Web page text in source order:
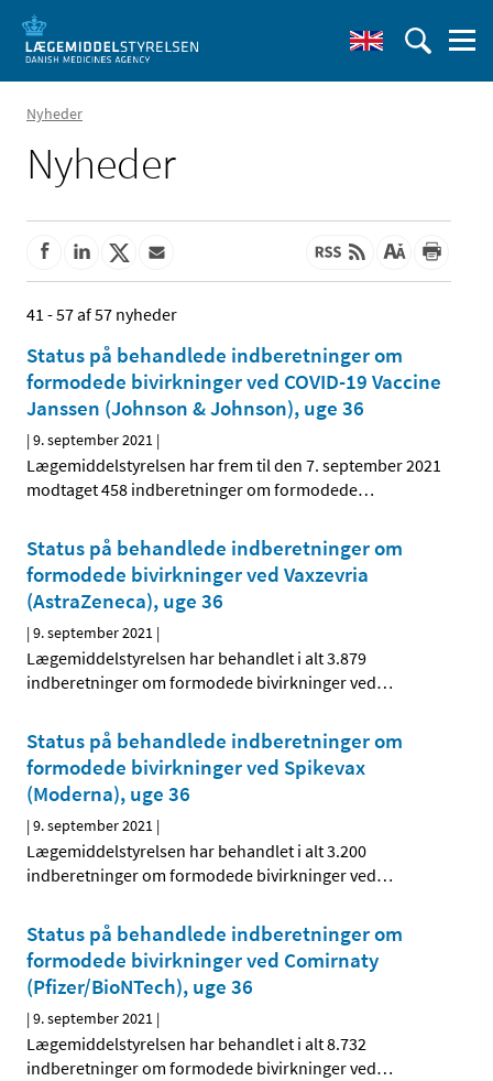
Nyheder
Nyheder
41 - 57 af 57 nyheder
Status på behandlede indberetninger om
formodede bivirkninger ved COVID-19 Vaccine
Janssen (Johnson & Johnson), uge 36
|9. september 2021 |
Lægemiddelstyrelsen har frem til den 7. september 2021
modtaget 458 indberetninger om formodede…
Status på behandlede indberetninger om
formodede bivirkninger ved Vaxzevria
(AstraZeneca), uge 36
|9. september 2021 |
Lægemiddelstyrelsen har behandlet i alt 3.879
indberetninger om formodede bivirkninger ved…
Status på behandlede indberetninger om
formodede bivirkninger ved Spikevax
(Moderna), uge 36
|9. september 2021 |
Lægemiddelstyrelsen har behandlet i alt 3.200
indberetninger om formodede bivirkninger ved…
Status på behandlede indberetninger om
formodede bivirkninger ved Comirnaty
(Pfizer/BioNTech), uge 36
|9. september 2021 |
Lægemiddelstyrelsen har behandlet i alt 8.732
indberetninger om formodede bivirkninger ved…